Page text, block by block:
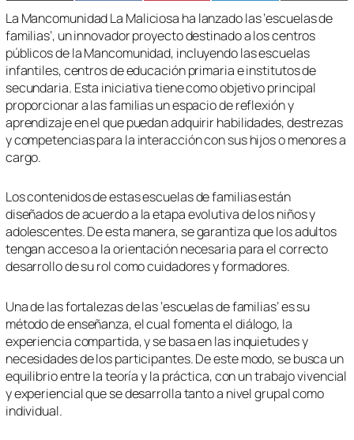
en
(Twitter) en en en en
La Mancomunidad La Maliciosa ha lanzado las ‘escuelas de
familias’, un innovador proyecto destinado a los centros
públicos de la Mancomunidad, incluyendo las escuelas
infantiles, centros de educación primaria e institutos de
secundaria. Esta iniciativa tiene como objetivo principal
proporcionar a las familias un espacio de reflexión y
aprendizaje en el que puedan adquirir habilidades, destrezas
y competencias para la interacción con sus hijos o menores a
cargo.
Los contenidos de estas escuelas de familias están
diseñados de acuerdo a la etapa evolutiva de los niños y
adolescentes. De esta manera, se garantiza que los adultos
tengan acceso a la orientación necesaria para el correcto
desarrollo de su rol como cuidadores y formadores.
Una de las fortalezas de las ‘escuelas de familias’ es su
método de enseñanza, el cual fomenta el diálogo, la
experiencia compartida, y se basa en las inquietudes y
necesidades de los participantes. De este modo, se busca un
equilibrio entre la teoría y la práctica, con un trabajo vivencial
y experiencial que se desarrolla tanto a nivel grupal como
individual.